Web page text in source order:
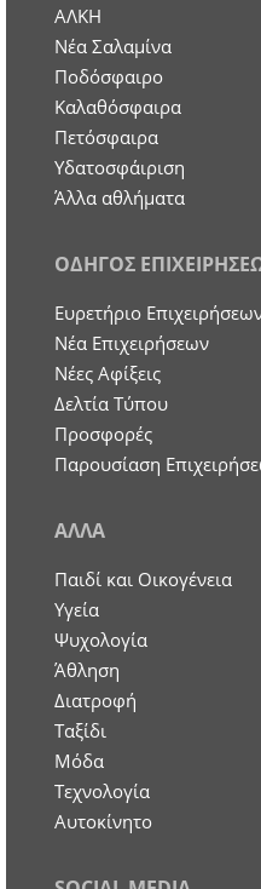
ΑΛΚΗ
Νέα Σαλαμίνα
Ποδόσφαιρο
Καλαθόσφαιρα
Πετόσφαιρα
Υδατοσφάιριση
Άλλα αθλήματα
ΟΔΗΓΟΣ
Ευρετήριο
Nέα Επιχειρήσεων
Νέες Αφίξεις
Δελτία Τύπου
Προσφορές
Παρουσίαση
ΑΛΛΑ
Παιδί και Οικογένεια
Υγεία
Ψυχολογία
Άθληση
Διατροφή
Ταξίδι
Μόδα
Τεχνολογία
Αυτοκίνητο